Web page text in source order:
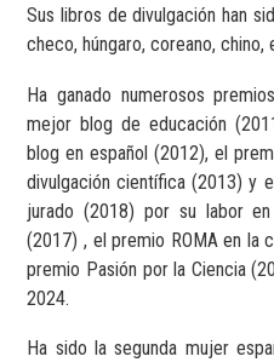
Sus libros de divulgación han
checo, húngaro, coreano, chino,
Ha ganado numerosos
mejor blog de educación
blog en español (2012), el
divulgación científica (2013) y
jurado (2018) por su labor en
(2017) , el premio ROMA en la
premio Pasión por la Ciencia
2024.
Ha sido la segunda mujer